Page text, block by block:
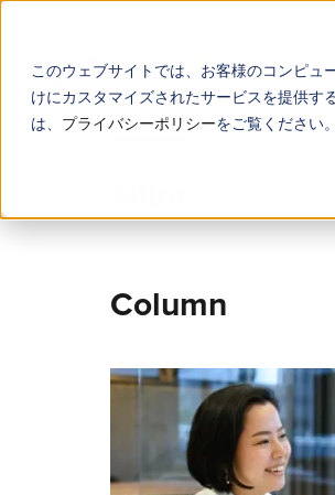
このウェブサイトでは、お客様のコンピ
けにカスタマイズされたサービスを提供す
は、 プライバシーポリシーをご覧ください。
Column